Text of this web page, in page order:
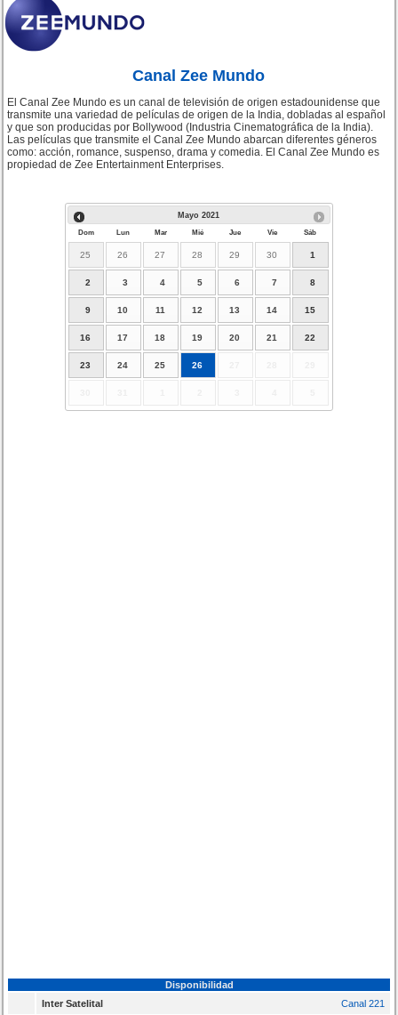
Canal Zee Mundo
El Canal Zee Mundo es un canal de televisión de origen estadounidense que
transmite una variedad de películas de origen de la India, dobladas al español
y que son producidas por Bollywood (Industria Cinematográfica de la India).
Las películas que transmite el Canal Zee Mundo abarcan diferentes géneros
como: acción, romance, suspenso, drama y comedia. El Canal Zee Mundo es
propiedad de Zee Entertainment Enterprises.
Mayo 2021
Dom Lun Mar Mié Jue Vie Sáb
25 26 27 28 29 30 1
2 3 4 5 6 7 8
9 10 11 12 13 14 15
16 17 18 19 20 21 22
23 24 25 26
Disponibilidad
Inter Satelital
Canal 221